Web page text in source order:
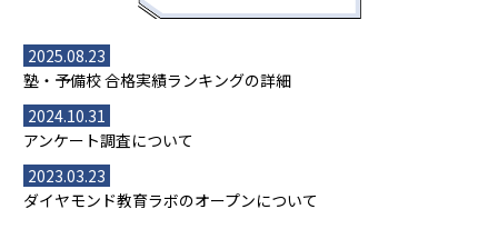
2025.08.23
塾・予備校 合格実績ランキングの詳細
2024.10.31
アンケート調査について
2023.03.23
ダイヤモンド教育ラボのオープンについて